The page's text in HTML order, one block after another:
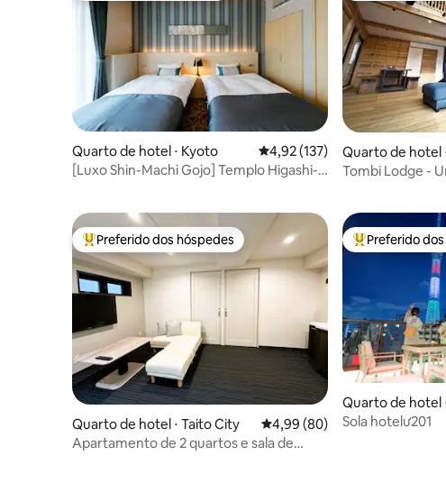
Quarto de hotel ⋅ Kyoto 4,92 de uma avaliação média
4,92 (137)
[Luxo Shin-Machi Gojo] Templo Higashi-
Quarto de hotel
Tombi Lodge -
Entre os melhores preferidos dos hóspedes
Preferido dos hóspedes
Quarto de hotel ⋅ Taito City 4,99 de uma avaliação média
4,99 (80)
Apartamento de 2 quartos e sala de
Entre os
Preferido
Quarto de hotel
Sola hotelư201